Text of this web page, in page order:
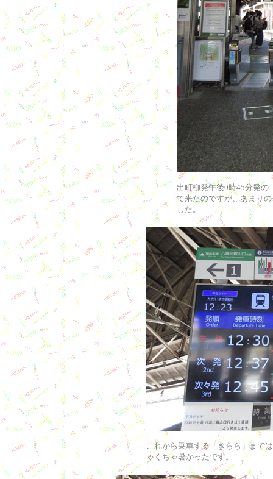
出町柳発午後0時45分発の
て来たのですが、あまり
した。
これから乗車する「きらら」まで
ゃくちゃ暑かったです。